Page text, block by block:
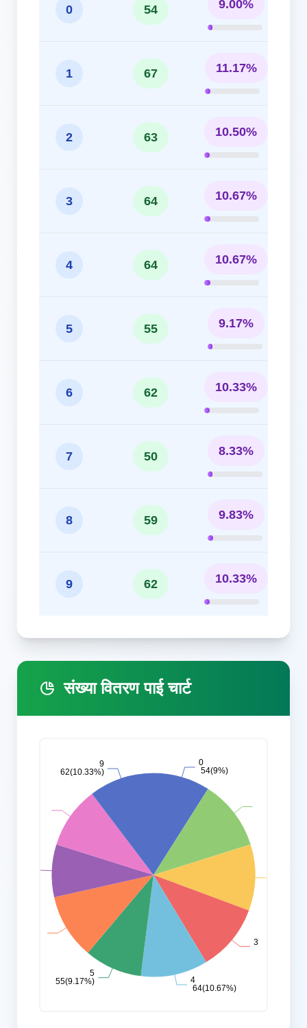
0 54 9.00%
1 67 11.17%
2 63 10.50%
3 64 10.67%
4 64 10.67%
5 55 9.17%
6 62 10.33%
7 50 8.33%
8 59 9.83%
9 62 10.33%
संख्या वितरण पाई चार्ट